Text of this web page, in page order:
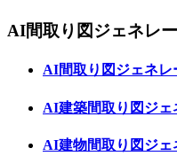
AI間取り図ジェネレ
AI間取り図ジェネレ
AI建築間取り図ジェ
AI建物間取り図ジェ